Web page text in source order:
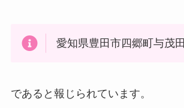
愛知県豊田市四郷町与茂田
であると報じられています。